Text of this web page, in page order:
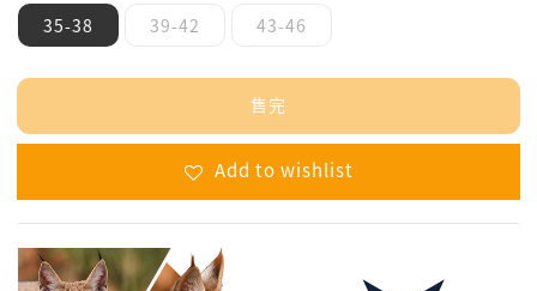
35-38 39-42 43-46
售完
Add to wishlist